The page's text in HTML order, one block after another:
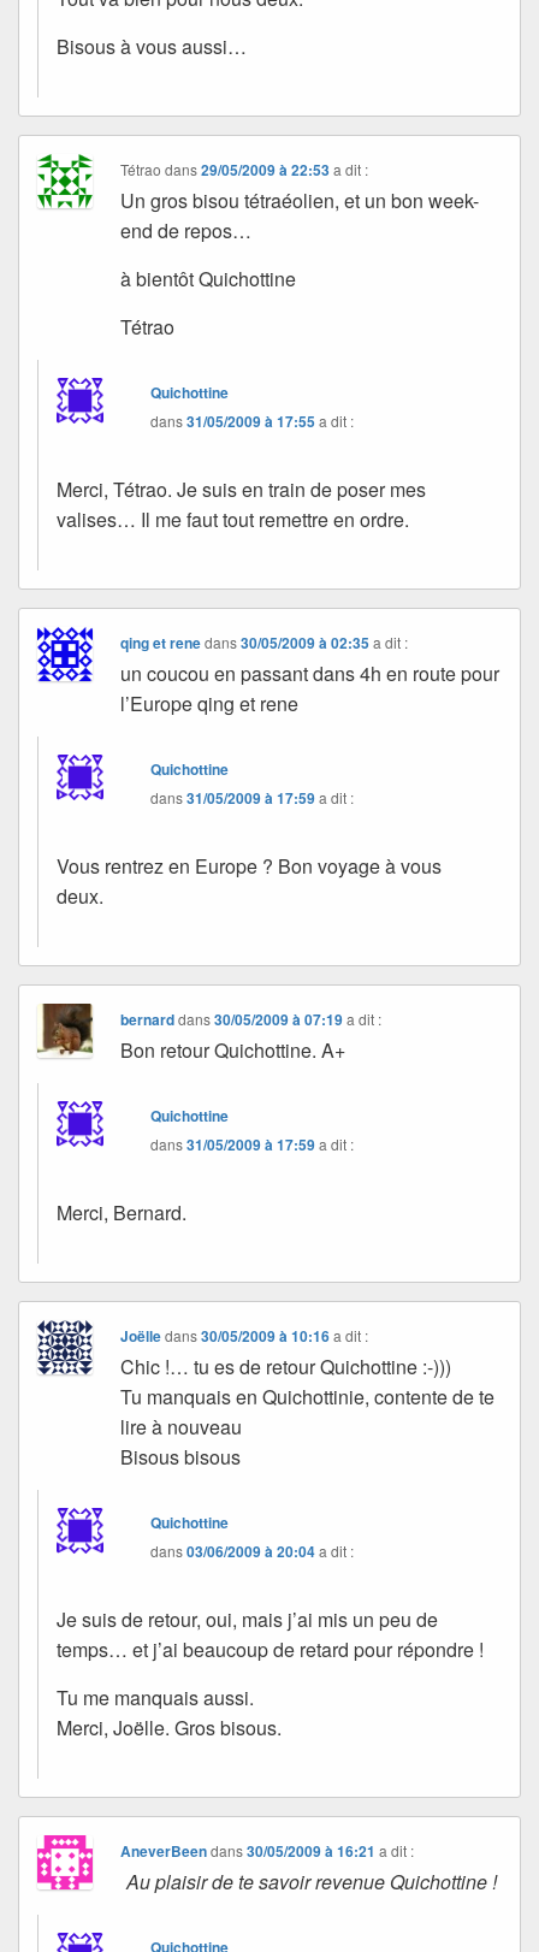
Bisous à vous aussi…
Tétrao dans29/05/2009 à 22:53 a dit :
Un gros bisou tétraéolien, et un bon week-
end de repos…
à bientôt Quichottine
Tétrao
Quichottine
dans31/05/2009 à 17:55a dit :
Merci, Tétrao. Je suis en train de poser mes
valises… Il me faut tout remettre en ordre.
qing et renedans30/05/2009 à 02:35 a dit :
un coucou en passant dans 4h en route pour
l’Europe qing et rene
Quichottine
dans31/05/2009 à 17:59a dit :
Vous rentrez en Europe ? Bon voyage à vous
deux.
bernarddans30/05/2009 à 07:19 a dit :
Bon retour Quichottine. A+
Quichottine
dans31/05/2009 à 17:59a dit :
Merci, Bernard.
Joëlledans30/05/2009 à 10:16 a dit :
Chic !… tu es de retour Quichottine :-)))
Tu manquais en Quichottinie, contente de te
lire à nouveau
Bisous bisous
Quichottine
dans03/06/2009 à 20:04a dit :
Je suis de retour, oui, mais j’ai mis un peu de
temps… et j’ai beaucoup de retard pour répondre !
Tu me manquais aussi.
Merci, Joëlle. Gros bisous.
AneverBeendans30/05/2009 à 16:21 a dit :
Au plaisir de te savoir revenue Quichottine !
Quichottine